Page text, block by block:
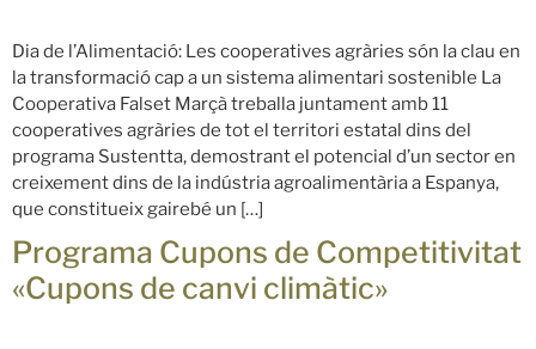
Dia de l’Alimentació: Les cooperatives agràries són la clau en
la transformació cap a un sistema alimentari sostenible La
Cooperativa Falset Marçà treballa juntament amb 11
cooperatives agràries de tot el territori estatal dins del
programa Sustentta, demostrant el potencial d’un sector en
creixement dins de la indústria agroalimentària a Espanya,
que constitueix gairebé un […]
Programa Cupons de Competitivitat
«Cupons de canvi climàtic»